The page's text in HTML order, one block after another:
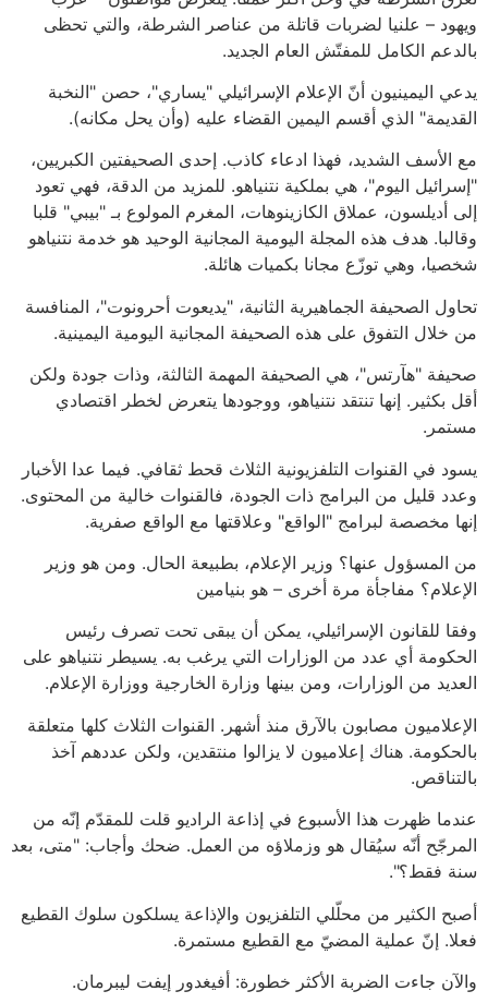
ويهود – علنيا لضربات قاتلة من عناصر الشرطة، والتي تحظى
بالدعم الكامل للمفتّش العام الجديد.
يدعي اليمينيون أنّ الإعلام الإسرائيلي "يساري"، حصن "النخبة
القديمة" الذي أقسم اليمين القضاء عليه (وأن يحل مكانه).
مع الأسف الشديد، فهذا ادعاء كاذب. إحدى الصحيفتين الكبريين،
"إسرائيل اليوم"، هي بملكية نتنياهو. للمزيد من الدقة، فهي تعود
إلى أديلسون، عملاق الكازينوهات، المغرم المولوع بـ "بيبي" قلبا
وقالبا. هدف هذه المجلة اليومية المجانية الوحيد هو خدمة نتنياهو
شخصيا، وهي توزّع مجانا بكميات هائلة.
تحاول الصحيفة الجماهيرية الثانية، "يديعوت أحرونوت"، المنافسة
من خلال التفوق على هذه الصحيفة المجانية اليومية اليمينية.
صحيفة "هآرتس"، هي الصحيفة المهمة الثالثة، وذات جودة ولكن
أقل بكثير. إنها تنتقد نتنياهو، ووجودها يتعرض لخطر اقتصادي
مستمر.
يسود في القنوات التلفزيونية الثلاث قحط ثقافي. فيما عدا الأخبار
وعدد قليل من البرامج ذات الجودة، فالقنوات خالية من المحتوى.
إنها مخصصة لبرامج "الواقع" وعلاقتها مع الواقع صفرية.
من المسؤول عنها؟ وزير الإعلام، بطبيعة الحال. ومن هو وزير
الإعلام؟ مفاجأة مرة أخرى – هو بنيامين
وفقا للقانون الإسرائيلي، يمكن أن يبقى تحت تصرف رئيس
الحكومة أي عدد من الوزارات التي يرغب به. يسيطر نتنياهو على
العديد من الوزارات، ومن بينها وزارة الخارجية ووزارة الإعلام.
الإعلاميون مصابون بالآرق منذ أشهر. القنوات الثلاث كلها متعلقة
بالحكومة. هناك إعلاميون لا يزالوا منتقدين، ولكن عددهم آخذ
بالتناقص.
عندما ظهرت هذا الأسبوع في إذاعة الراديو قلت للمقدّم إنّه من
المرجّح أنّه سيُقال هو وزملاؤه من العمل. ضحك وأجاب: "متى، بعد
سنة فقط؟".
أصبح الكثير من محلّلي التلفزيون والإذاعة يسلكون سلوك القطيع
فعلا. إنّ عملية المضيّ مع القطيع مستمرة.
والآن جاءت الضربة الأكثر خطورة: أفيغدور إيفت ليبرمان.